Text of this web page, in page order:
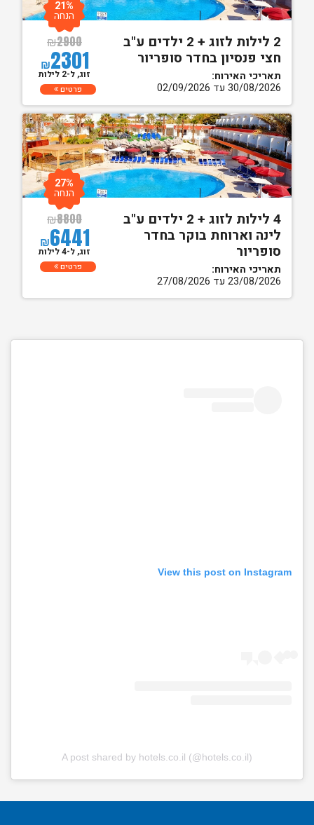
2 לילות לזוג + 2 ילדים ע"ב
חצי פנסיון בחדר סופריור
תאריכי האירוח:
30/08/2026 עד 02/09/2026
₪2900
₪2301
21%
הנחה
זוג, ל-2 לילות
פרטים
4 לילות לזוג + 2 ילדים ע"ב
לינה וארוחת בוקר בחדר
סופריור
תאריכי האירוח:
23/08/2026 עד 27/08/2026
₪8800
₪6441
27%
הנחה
זוג, ל-4 לילות
פרטים
View this post on Instagram
A post shared by hotels.co.il (@hotels.co.il)